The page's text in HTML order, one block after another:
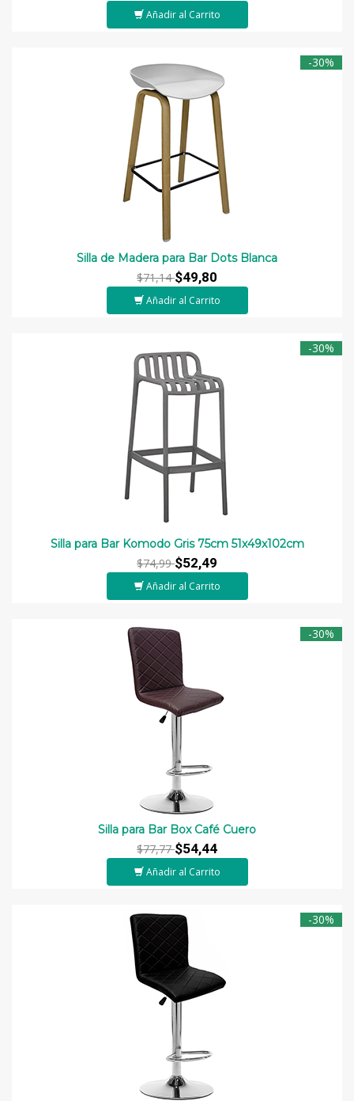
Añadir al Carrito
-30%
Silla de Madera para Bar Dots Blanca
$71,14$49,80
Añadir al Carrito
-30%
Silla para Bar Komodo Gris 75cm 51x49x102cm
$74,99$52,49
Añadir al Carrito
-30%
Silla para Bar Box Café Cuero
$77,77$54,44
Añadir al Carrito
-30%